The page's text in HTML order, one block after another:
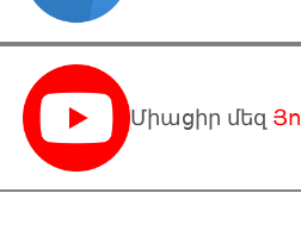
Միացիր մեզ